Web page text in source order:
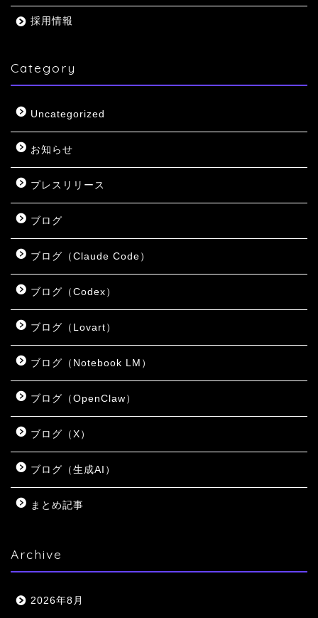
採用情報
Category
Uncategorized
お知らせ
プレスリリース
ブログ
ブログ（Claude Code）
ブログ（Codex）
ブログ（Lovart）
ブログ（Notebook LM）
ブログ（OpenClaw）
ブログ（X）
ブログ（生成AI）
まとめ記事
Archive
2026年8月